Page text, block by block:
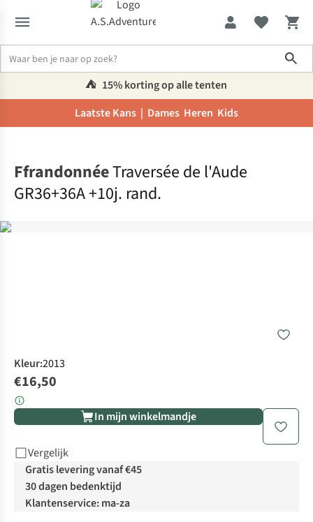
⛺️ 15% korting op alle tenten
Laatste Kans | Dames Heren Kids
FfrandonnéeTraversée de l'Aude
GR36+36A +10j. rand.
Kleur:2013
€16,50
In mijn winkelmandje
Vergelijk
Gratis levering vanaf €45
30 dagen bedenktijd
Klantenservice: ma-za